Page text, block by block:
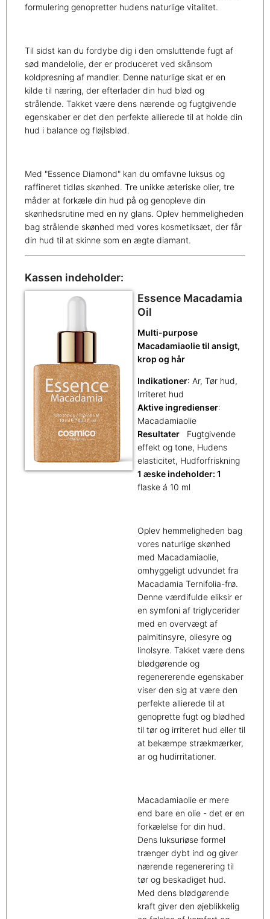
formulering genopretter hudens naturlige vitalitet.
Til sidst kan du fordybe dig i den omsluttende fugt af
sød mandelolie, der er produceret ved skånsom
koldpresning af mandler. Denne naturlige skat er en
kilde til næring, der efterlader din hud blød og
strålende. Takket være dens nærende og fugtgivende
egenskaber er det den perfekte allierede til at holde din
hud i balance og fløjlsblød.
Med "Essence Diamond" kan du omfavne luksus og
raffineret tidløs skønhed. Tre unikke æteriske olier, tre
måder at forkæle din hud på og genopleve din
skønhedsrutine med en ny glans. Oplev hemmeligheden
bag strålende skønhed med vores kosmetiksæt, der får
din hud til at skinne som en ægte diamant.
Kassen indeholder:
Essence Macadamia
Oil
Multi-purpose
Macadamiaolie til ansigt,
krop og hår
Indikationer: Ar, Tør hud,
Irriteret hud
Aktive ingredienser:
Macadamiaolie
Resultater Fugtgivende
effekt og tone, Hudens
elasticitet, Hudforfriskning
1 æske indeholder: 1
flaske á 10 ml
Oplev hemmeligheden bag
vores naturlige skønhed
med Macadamiaolie,
omhyggeligt udvundet fra
Macadamia Ternifolia-frø.
Denne værdifulde eliksir er
en symfoni af triglycerider
med en overvægt af
palmitinsyre, oliesyre og
linolsyre. Takket være dens
blødgørende og
regenererende egenskaber
viser den sig at være den
perfekte allierede til at
genoprette fugt og blødhed
til tør og irriteret hud eller til
at bekæmpe strækmærker,
ar og hudirritationer.
Macadamiaolie er mere
end bare en olie - det er en
forkælelse for din hud.
Dens luksuriøse formel
trænger dybt ind og giver
nærende regenerering til
tør og beskadiget hud.
Med dens blødgørende
kraft giver den øjeblikkelig